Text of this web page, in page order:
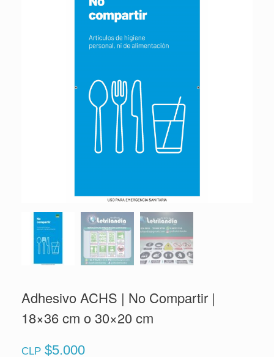
Adhesivo ACHS | No Compartir |
18×36 cm o 30×20 cm
CLP $5.000